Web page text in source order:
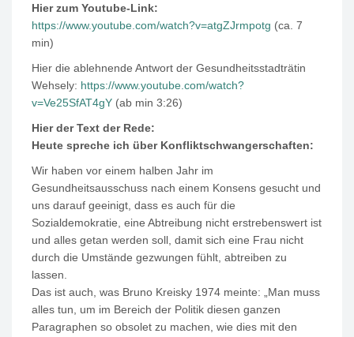
Hier zum Youtube-Link:
https://www.youtube.com/watch?v=atgZJrmpotg (ca. 7
min)
Hier die ablehnende Antwort der Gesundheitsstadträtin
Wehsely: https://www.youtube.com/watch?
v=Ve25SfAT4gY (ab min 3:26)
Hier der Text der Rede:
Heute spreche ich über Konfliktschwangerschaften:
Wir haben vor einem halben Jahr im
Gesundheitsausschuss nach einem Konsens gesucht und
uns darauf geeinigt, dass es auch für die
Sozialdemokratie, eine Abtreibung nicht erstrebenswert ist
und alles getan werden soll, damit sich eine Frau nicht
durch die Umstände gezwungen fühlt, abtreiben zu
lassen.
Das ist auch, was Bruno Kreisky 1974 meinte: „Man muss
alles tun, um im Bereich der Politik diesen ganzen
Paragraphen so obsolet zu machen, wie dies mit den